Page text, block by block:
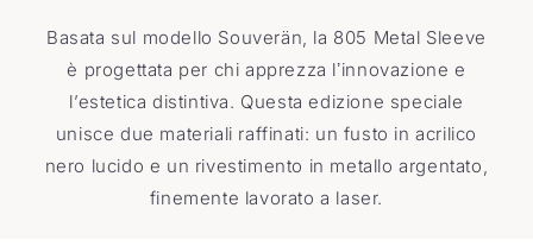
Basata sul modello Souverän, la 805 Metal Sleeve
è progettata per chi apprezza lʼinnovazione e
l’estetica distintiva. Questa edizione speciale
unisce due materiali raffinati: un fusto in acrilico
nero lucido e un rivestimento in metallo argentato,
finemente lavorato a laser.